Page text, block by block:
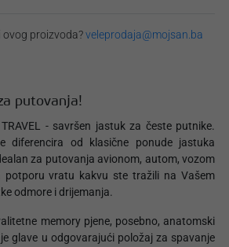
ovog proizvoda?veleprodaja@mojsan.ba
putovanja!
- savršen jastuk za česte putnike.
diferencira od klasične ponude jastuka
za putovanja avionom, autom, vozom
vratu kakvu ste tražili na Vašem
odmore i drijemanja.
memory pjene, posebno, anatomski
glave u odgovarajući položaj za spavanje